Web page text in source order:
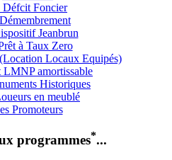
Défcit Foncier
Jeanbrun
à Taux Zero
Locaux Equipés)
LMNP amortissable
Historiques
en meublé
Promoteurs
programmes*...